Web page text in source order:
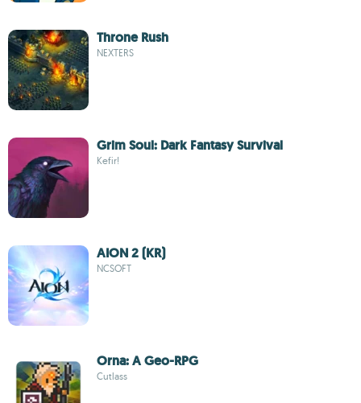
Throne Rush
NEXTERS
Grim Soul: Dark Fantasy Survival
Kefir!
AION 2 (KR)
NCSOFT
Orna: A Geo-RPG
Cutlass